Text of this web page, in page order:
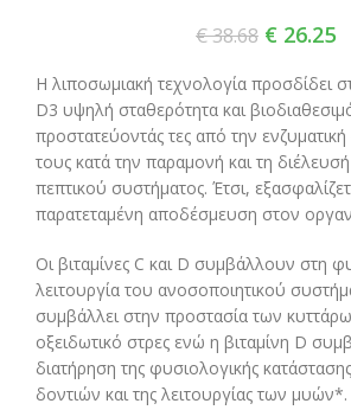
€38.68 € 26.25
Η λιποσωμιακή τεχνολογία προσδίδει
D3 υψηλή σταθερότητα και
προστατεύοντάς τες από την
τους κατά την παραμονή και τη
πεπτικού συστήματος. Έτσι,
παρατεταμένη αποδέσμευση στον
Οι βιταμίνες C και D συμβάλλουν στη
λειτουργία του ανοσοποιητικού
συμβάλλει στην προστασία των
οξειδωτικό στρες ενώ η βιταμίνη D
διατήρηση της φυσιολογικής
δοντιών και της λειτουργίας των μυών*.